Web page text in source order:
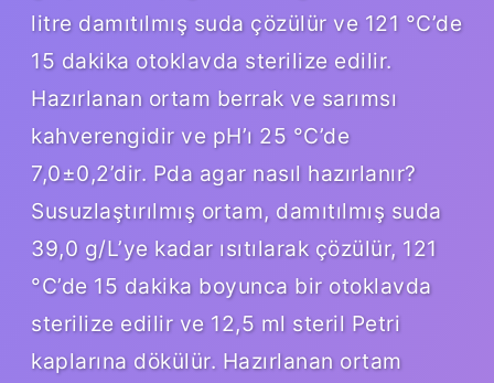
litre damıtılmış suda çözülür ve 121 °C’de
15 dakika otoklavda sterilize edilir.
Hazırlanan ortam berrak ve sarımsı
kahverengidir ve pH’ı 25 °C’de
7,0±0,2’dir. Pda agar nasıl hazırlanır?
Susuzlaştırılmış ortam, damıtılmış suda
39,0 g/L’ye kadar ısıtılarak çözülür, 121
°C’de 15 dakika boyunca bir otoklavda
sterilize edilir ve 12,5 ml steril Petri
kaplarına dökülür. Hazırlanan ortam